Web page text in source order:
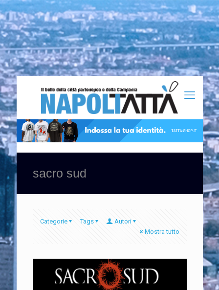
sacro sud
Categorie Tags
Autori
Mostra tutto